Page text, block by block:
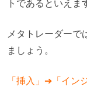
トであるといえま
メタトレーダーで
ましょう。
「挿入」➔「イン